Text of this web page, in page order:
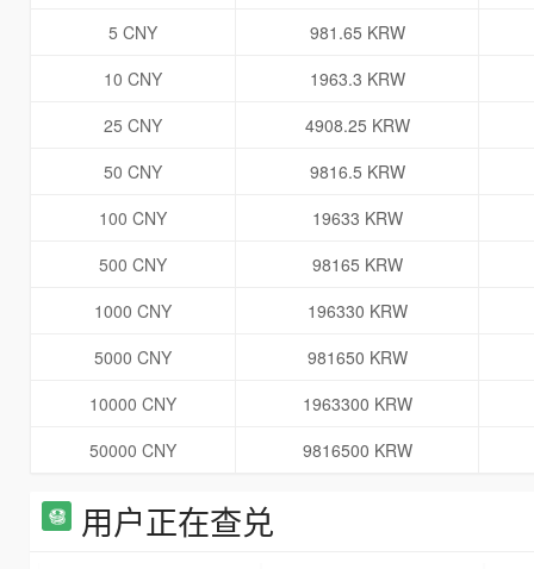
5 CNY
981.65 KRW
10 CNY
1963.3 KRW
25 CNY
4908.25 KRW
50 CNY
9816.5 KRW
100 CNY
19633 KRW
500 CNY
98165 KRW
1000 CNY
196330 KRW
5000 CNY
981650 KRW
10000 CNY
1963300 KRW
50000 CNY
9816500 KRW
用户正在查兑